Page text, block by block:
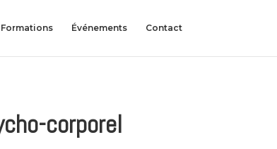
Formations Événements Contact
corporel